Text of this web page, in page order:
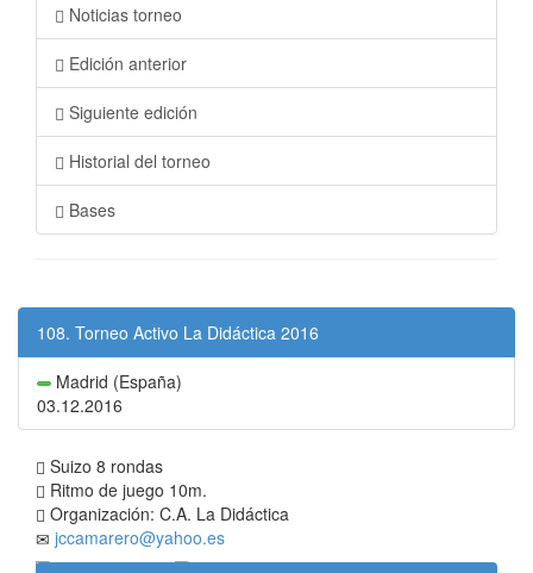
Noticias torneo
Edición anterior
Siguiente edición
Historial del torneo
Bases
108. Torneo Activo La Didáctica 2016
Madrid (España)
03.12.2016
Suizo 8 rondas
Ritmo de juego 10m.
Organización: C.A. La Didáctica
jccamarero@yahoo.es